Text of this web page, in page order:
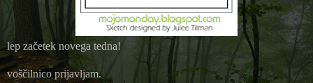
lep začetek novega tedna!
voščilnico prijavljam.